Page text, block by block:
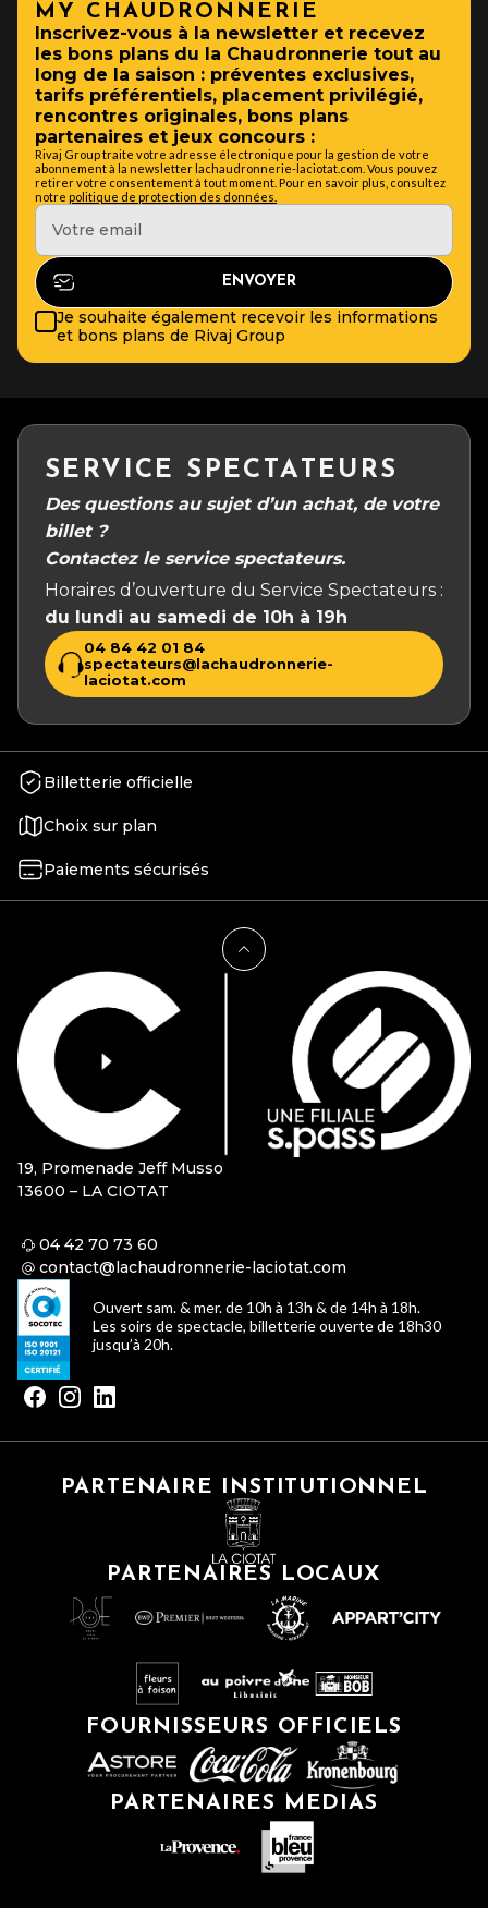
MY CHAUDRONNERIE
Inscrivez-vous à la newsletter et recevez
les bons plans du la Chaudronnerie tout au
long de la saison : préventes exclusives,
tarifs préférentiels, placement privilégié,
rencontres originales, bons plans
partenaires et jeux concours :
Rivaj Group traite votre adresse électronique pour la gestion de votre
abonnement à la newsletter lachaudronnerie-laciotat.com. Vous pouvez
retirer votre consentement à tout moment. Pour en savoir plus, consultez
notre politique de protection des données.
Je souhaite également recevoir les informations
et bons plans de Rivaj Group
SERVICE SPECTATEURS
Des questions au sujet d’un achat, de votre
billet ?
Contactez le service spectateurs.
Horaires d’ouverture du Service Spectateurs :
du lundi au samedi de 10h à 19h
04 84 42 01 84
spectateurs@lachaudronnerie-
laciotat.com
Billetterie officielle
Choix sur plan
Paiements sécurisés
19, Promenade Jeff Musso
13600 – LA CIOTAT
04 42 70 73 60
contact@lachaudronnerie-laciotat.com
Ouvert sam. & mer. de 10h à 13h & de 14h à 18h.
Les soirs de spectacle, billetterie ouverte de 18h30
jusqu’à 20h.
PARTENAIRE INSTITUTIONNEL
PARTENAIRES LOCAUX
FOURNISSEURS OFFICIELS
PARTENAIRES MEDIAS